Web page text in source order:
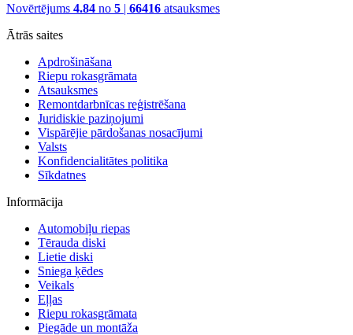
Novērtējums 4.84 no 5 | 66416 atsauksmes
Ātrās saites
Apdrošināšana
Riepu rokasgrāmata
Atsauksmes
Remontdarbnīcas reģistrēšana
Juridiskie paziņojumi
Vispārējie pārdošanas nosacījumi
Valsts
Konfidencialitātes politika
Sīkdatnes
Informācija
Automobiļu riepas
Tērauda diski
Lietie diski
Sniega ķēdes
Veikals
Eļļas
Riepu rokasgrāmata
Piegāde un montāža